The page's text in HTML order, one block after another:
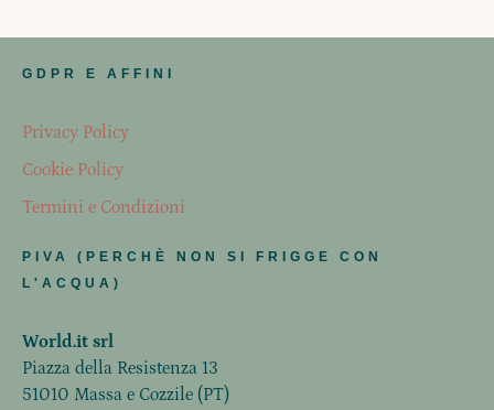
GDPR E AFFINI
Privacy Policy
Cookie Policy
Termini e Condizioni
PIVA (PERCHÈ NON SI FRIGGE CON
L'ACQUA)
World.it srl
Piazza della Resistenza 13
51010 Massa e Cozzile (PT)